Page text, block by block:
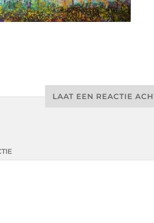
LAAT EEN REACTIE